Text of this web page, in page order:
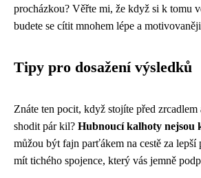
procházkou? Věřte mi, že když si k tomu
budete se cítit mnohem lépe a
Tipy pro dosažení výsledků
Znáte ten pocit, když stojíte před
shodit pár kil? Hubnoucí kalhoty nejsou
můžou být fajn parťákem na cestě za lepší
mít tichého spojence, který vás jemně